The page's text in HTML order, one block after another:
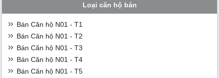
Loại căn hộ bán
Bán Căn hộ N01 - T1
Bán Căn hộ N01 - T2
Bán Căn hộ N01 - T3
Bán Căn hộ N01 - T4
Bán Căn hộ N01 - T5